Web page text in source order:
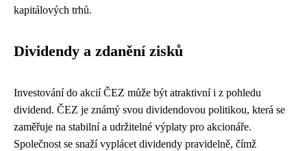
kapitálových trhů.
Dividendy a zdanění zisků
Investování do akcií ČEZ může být atraktivní i z pohledu
dividend. ČEZ je známý svou dividendovou politikou, která se
zaměřuje na stabilní a udržitelné výplaty pro akcionáře.
Společnost se snaží vyplácet dividendy pravidelně, čímž